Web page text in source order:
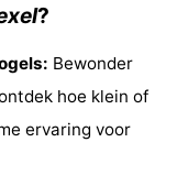
?
Bewonder
hoe klein of
ervaring voor